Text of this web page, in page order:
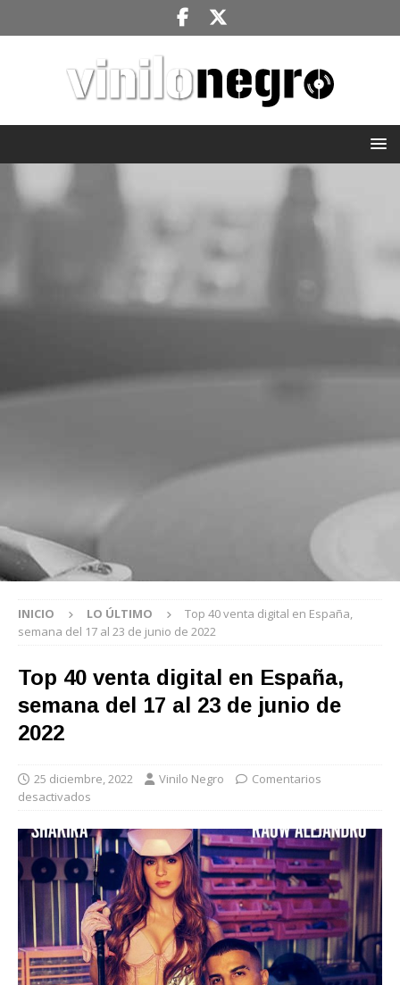
INICIO LO ÚLTIMO
Top 40 venta digital en España,
semana del 17 al 23 de junio de 2022
Top 40 venta digital en España,
semana del 17 al 23 de junio de
2022
25 diciembre, 2022 Vinilo Negro
Comentarios
desactivados